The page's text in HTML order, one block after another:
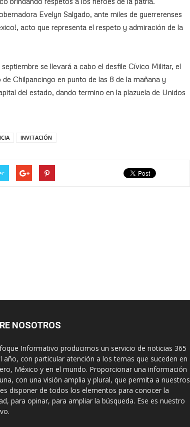
Evelyn Salgado, ante miles de guerrerenses
acto que representa el respeto y admiración de la
se llevará a cabo el desfile Cívico Militar, el
Chilpancingo en punto de las 8 de la mañana y
del estado, dando termino en la plazuela de Unidos
INVITACIÓN
NOSOTROS
Informativo producimos un servicio de noticias 365
año, con particular atención a los temas que suceden en
México y en el mundo. Proporcionar una información
con una visión amplia y plural, que permita a nuestros
disponer de todos los elementos para conocer la
para opinar, para ampliar la búsqueda. Ese es nuestro